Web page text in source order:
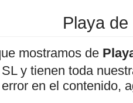
Playa
mostramos de
y tienen toda
en el contenido,